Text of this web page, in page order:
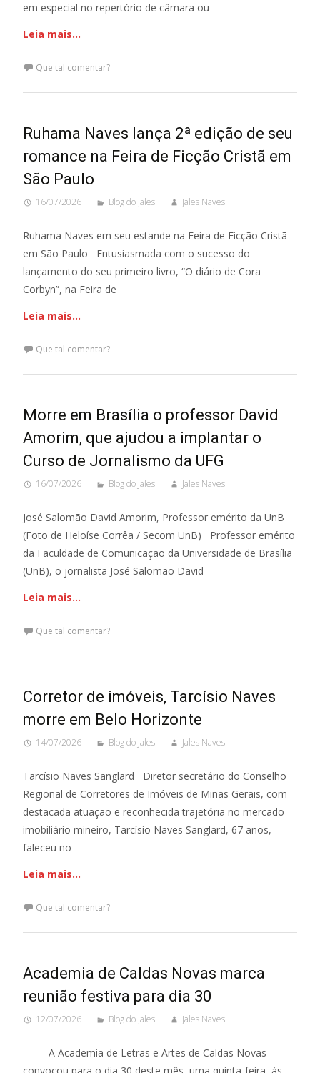
em especial no repertório de câmara ou
Leia mais…
Que tal comentar?
Ruhama Naves lança 2ª edição de seu
romance na Feira de Ficção Cristã em
São Paulo
16/07/2026 Blog do Jales Jales Naves
Ruhama Naves em seu estande na Feira de Ficção Cristã
em São Paulo Entusiasmada com o sucesso do
lançamento do seu primeiro livro, “O diário de Cora
Corbyn”, na Feira de
Leia mais…
Que tal comentar?
Morre em Brasília o professor David
Amorim, que ajudou a implantar o
Curso de Jornalismo da UFG
16/07/2026 Blog do Jales Jales Naves
José Salomão David Amorim, Professor emérito da UnB
(Foto de Heloíse Corrêa / Secom UnB) Pro­fes­sor emé­rito
da Facul­dade de Comu­ni­ca­ção da Uni­ver­si­dade de Bra­sí­lia
(UnB), o jornalista José Salo­mão David
Leia mais…
Que tal comentar?
Corretor de imóveis, Tarcísio Naves
morre em Belo Horizonte
14/07/2026 Blog do Jales Jales Naves
Tarcísio Naves Sanglard Diretor secretário do Conselho
Regional de Corretores de Imóveis de Minas Gerais, com
destacada atuação e reconhecida trajetória no mercado
imobiliário mineiro, Tarcísio Naves Sanglard, 67 anos,
faleceu no
Leia mais…
Que tal comentar?
Academia de Caldas Novas marca
reunião festiva para dia 30
12/07/2026 Blog do Jales Jales Naves
A Academia de Letras e Artes de Caldas Novas